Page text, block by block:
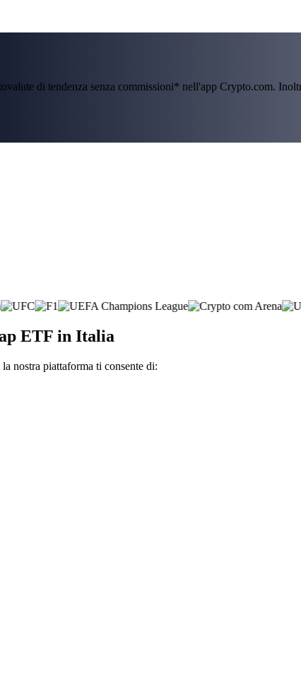
di tendenza senza commissioni* nell'app Crypto.com.
ETF in Italia
nostra piattaforma ti consente di: